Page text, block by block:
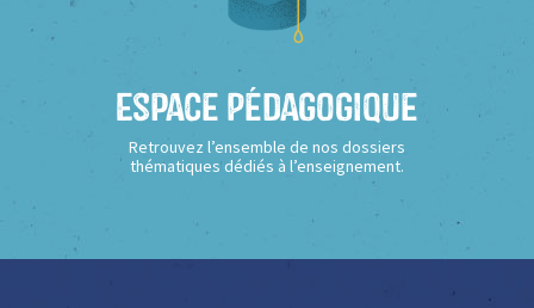
Espace Pédagogique
Retrouvez l’ensemble de nos dossiers
thématiques dédiés à l’enseignement.